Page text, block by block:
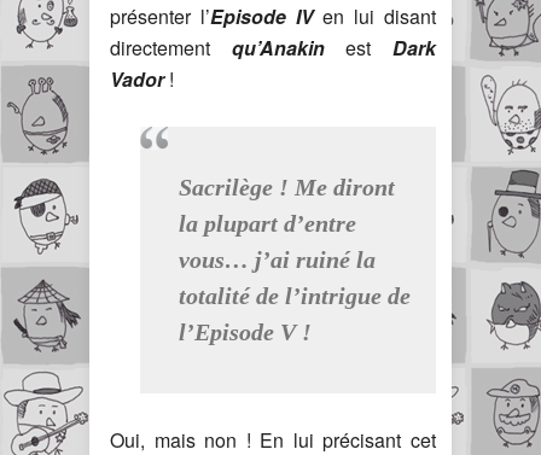
présenter l’Episode IVen lui disant
directement qu’AnakinestDark
Vador!
Sacrilège ! Me diront
la plupart d’entre
vous… j’ai ruiné la
totalité de l’intrigue de
l’Episode V!
Oui, mais non ! En lui précisant cet